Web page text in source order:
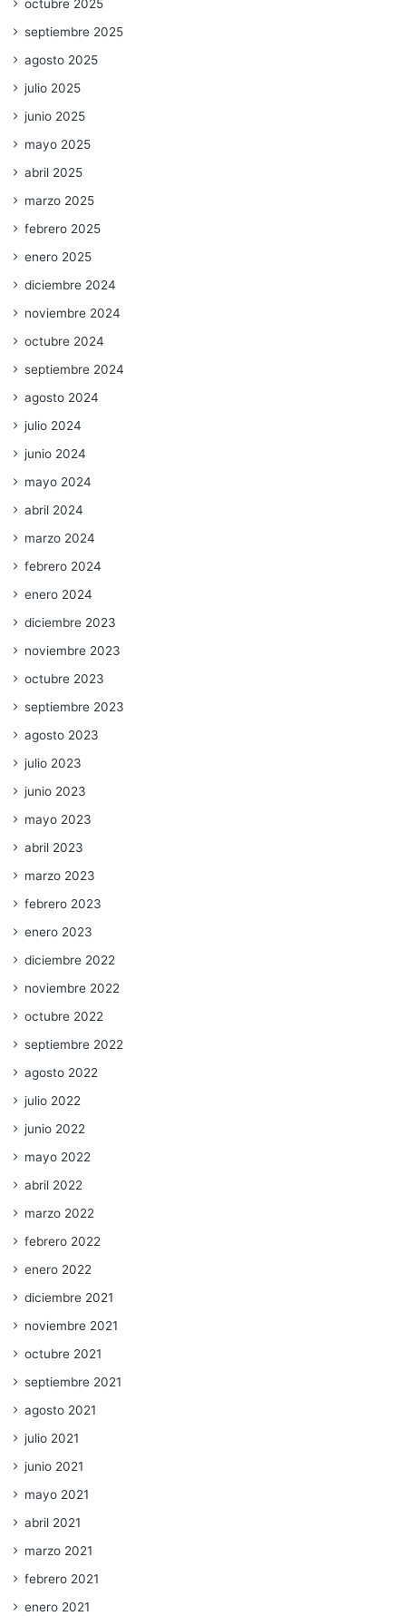
octubre 2025
septiembre 2025
agosto 2025
julio 2025
junio 2025
mayo 2025
abril 2025
marzo 2025
febrero 2025
enero 2025
diciembre 2024
noviembre 2024
octubre 2024
septiembre 2024
agosto 2024
julio 2024
junio 2024
mayo 2024
abril 2024
marzo 2024
febrero 2024
enero 2024
diciembre 2023
noviembre 2023
octubre 2023
septiembre 2023
agosto 2023
julio 2023
junio 2023
mayo 2023
abril 2023
marzo 2023
febrero 2023
enero 2023
diciembre 2022
noviembre 2022
octubre 2022
septiembre 2022
agosto 2022
julio 2022
junio 2022
mayo 2022
abril 2022
marzo 2022
febrero 2022
enero 2022
diciembre 2021
noviembre 2021
octubre 2021
septiembre 2021
agosto 2021
julio 2021
junio 2021
mayo 2021
abril 2021
marzo 2021
febrero 2021
enero 2021